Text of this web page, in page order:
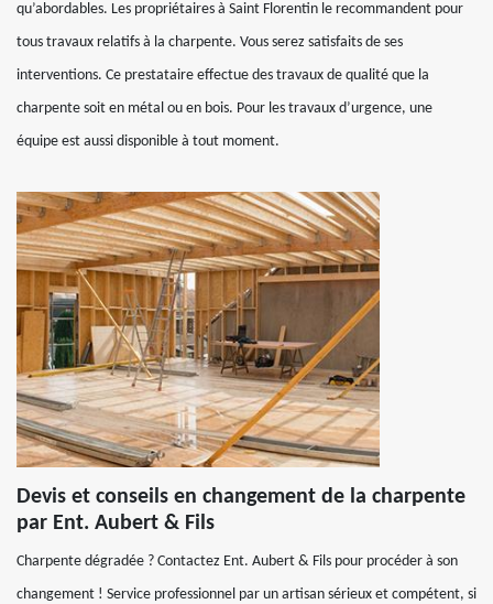
qu’abordables. Les propriétaires à Saint Florentin le recommandent pour
tous travaux relatifs à la charpente. Vous serez satisfaits de ses
interventions. Ce prestataire effectue des travaux de qualité que la
charpente soit en métal ou en bois. Pour les travaux d’urgence, une
équipe est aussi disponible à tout moment.
Devis et conseils en changement de la charpente
par Ent. Aubert & Fils
Charpente dégradée ? Contactez Ent. Aubert & Fils pour procéder à son
changement ! Service professionnel par un artisan sérieux et compétent, si